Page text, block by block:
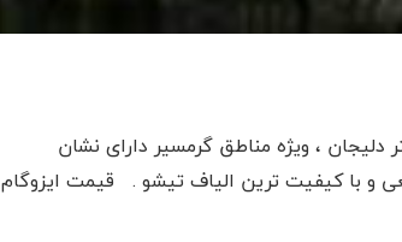
، ویژه مناطق گرمسیر دارای نشان
شده از بهترین نوع قیر طبیعی و با کیفیت ترین الیاف تیشو . قیمت ایزوگام